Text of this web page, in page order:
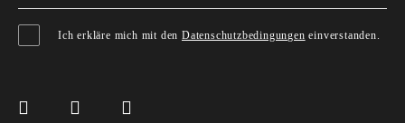
Ich erkläre mich mit denDatenschutzbedingungen einverstanden.